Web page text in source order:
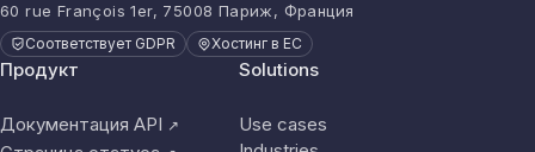
60 rue François 1er, 75008 Париж, Франция
Соответствует GDPR Хостинг в ЕС
Продукт
Документация API ↗
Solutions
Use cases